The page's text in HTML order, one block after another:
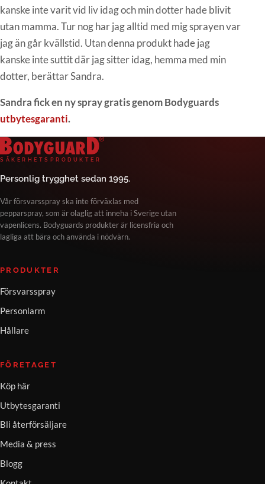
kanske inte varit vid liv idag och min dotter hade blivit
utan mamma. Tur nog har jag alltid med mig sprayen var
jag än går kvällstid. Utan denna produkt hade jag
kanske inte suttit där jag sitter idag, hemma med min
dotter, berättar Sandra.
Sandra fick en ny spray gratis genom Bodyguards
utbytesgaranti.
S Ä K E R H E T S P R O D U K T E R
Bodyguard Säkerhetsprodukter
Personlig trygghet sedan 1995.
Vår försvarsspray ska inte förväxlas med
pepparspray, som är olaglig att inneha i Sverige utan
vapenlicens. Bodyguards produkter är licensfria och
lagliga att bära och använda i nödvärn.
PRODUKTER
Försvarsspray
Personlarm
Hållare
FÖRETAGET
Köp här
Utbytesgaranti
Bli återförsäljare
Media & press
Blogg